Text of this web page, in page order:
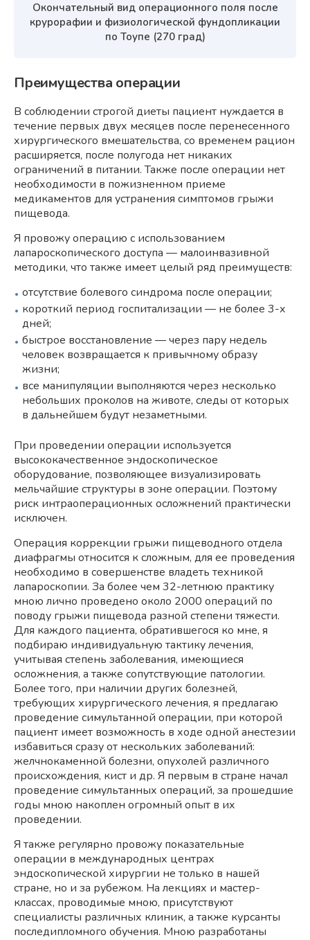
Окончательный вид операционного поля после
крурорафии и физиологической фундопликации
по Тоупе (270 град)
Преимущества операции
В соблюдении строгой диеты пациент нуждается в
течение первых двух месяцев после перенесенного
хирургического вмешательства, со временем рацион
расширяется, после полугода нет никаких
ограничений в питании. Также после операции нет
необходимости в пожизненном приеме
медикаментов для устранения симптомов грыжи
пищевода.
Я провожу операцию с использованием
лапароскопического доступа — малоинвазивной
методики, что также имеет целый ряд преимуществ:
отсутствие болевого синдрома после операции;
короткий период госпитализации — не более 3-х
дней;
быстрое восстановление — через пару недель
человек возвращается к привычному образу
жизни;
все манипуляции выполняются через несколько
небольших проколов на животе, следы от которых
в дальнейшем будут незаметными.
При проведении операции используется
высококачественное эндоскопическое
оборудование, позволяющее визуализировать
мельчайшие структуры в зоне операции. Поэтому
риск интраоперационных осложнений практически
исключен.
Операция коррекции грыжи пищеводного отдела
диафрагмы относится к сложным, для ее проведения
необходимо в совершенстве владеть техникой
лапароскопии. За более чем 32-летнюю практику
мною лично проведено около 2000 операций по
поводу грыжи пищевода разной степени тяжести.
Для каждого пациента, обратившегося ко мне, я
подбираю индивидуальную тактику лечения,
учитывая степень заболевания, имеющиеся
осложнения, а также сопутствующие патологии.
Более того, при наличии других болезней,
требующих хирургического лечения, я предлагаю
проведение симультанной операции, при которой
пациент имеет возможность в ходе одной анестезии
избавиться сразу от нескольких заболеваний:
желчнокаменной болезни, опухолей различного
происхождения, кист и др. Я первым в стране начал
проведение симультанных операций, за прошедшие
годы мною накоплен огромный опыт в их
проведении.
Я также регулярно провожу показательные
операции в международных центрах
эндоскопической хирургии не только в нашей
стране, но и за рубежом. На лекциях и мастер-
классах, проводимые мною, присутствуют
специалисты различных клиник, а также курсанты
последипломного обучения. Мною разработаны